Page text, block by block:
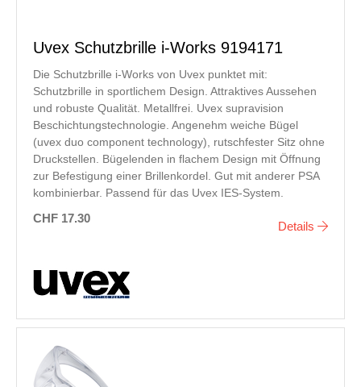
Uvex Schutzbrille i-Works 9194171
Die Schutzbrille i-Works von Uvex punktet mit:
Schutzbrille in sportlichem Design. Attraktives Aussehen
und robuste Qualität. Metallfrei. Uvex supravision
Beschichtungstechnologie. Angenehm weiche Bügel
(uvex duo component technology), rutschfester Sitz ohne
Druckstellen. Bügelenden in flachem Design mit Öffnung
zur Befestigung einer Brillenkordel. Gut mit anderer PSA
kombinierbar. Passend für das Uvex IES-System.
CHF 17.30
Details